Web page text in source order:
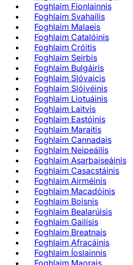
Foghlaim Fionlainnis
Foghlaim Svahaílis
Foghlaim Malaeis
Foghlaim Catalóinis
Foghlaim Cróitis
Foghlaim Seirbis
Foghlaim Bulgáiris
Foghlaim Slóvaicis
Foghlaim Slóivéinis
Foghlaim Liotuáinis
Foghlaim Laitvis
Foghlaim Eastóinis
Foghlaim Maraitis
Foghlaim Cannadais
Foghlaim Neipeáilis
Foghlaim Asarbaiseáinis
Foghlaim Casacstáinis
Foghlaim Airméinis
Foghlaim Macadóinis
Foghlaim Boisnis
Foghlaim Bealarúisis
Foghlaim Gailísis
Foghlaim Breatnais
Foghlaim Afracáinis
Foghlaim Íoslainnis